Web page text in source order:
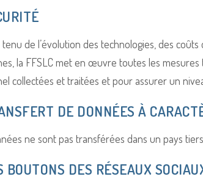
de l’évolution des technologies, des
la FFSLC met en œuvre toutes les
collectées et traitées et pour assurer un
DE DONNÉES À
ne sont pas transférées dans un pays
BOUTONS DES RÉSEAUX